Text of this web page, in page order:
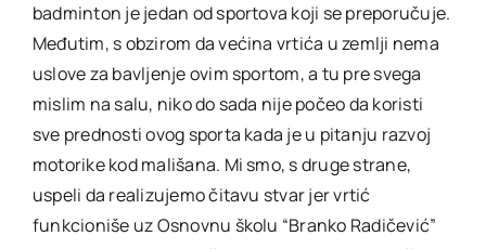
badminton je jedan od sportova koji se preporučuje.
Međutim, s obzirom da većina vrtića u zemlji nema
uslove za bavljenje ovim sportom, a tu pre svega
mislim na salu, niko do sada nije počeo da koristi
sve prednosti ovog sporta kada je u pitanju razvoj
motorike kod mališana. Mi smo, s druge strane,
uspeli da realizujemo čitavu stvar jer vrtić
funkcioniše uz Osnovnu školu “Branko Radičević”